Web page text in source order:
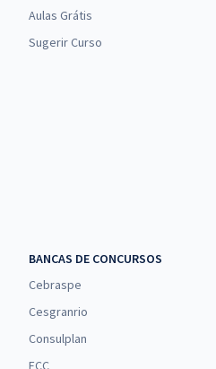
Aulas Grátis
Sugerir Curso
BANCAS DE CONCURSOS
Cebraspe
Cesgranrio
Consulplan
FCC